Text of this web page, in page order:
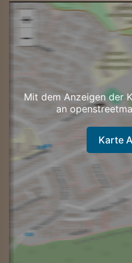
Mit dem Anzeigen der
an
Karte